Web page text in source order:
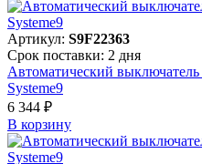
Артикул: S9F22363
Срок поставки: 2 дня
Автоматический
Systeme9
6 344 ₽
В корзинy